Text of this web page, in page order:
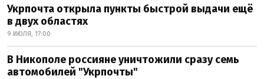
Укрпочта открыла пункты быстрой выдачи ещё
в двух областях
9 ИЮЛЯ, 17:00
В Никополе россияне уничтожили сразу семь
автомобилей "Укрпочты"